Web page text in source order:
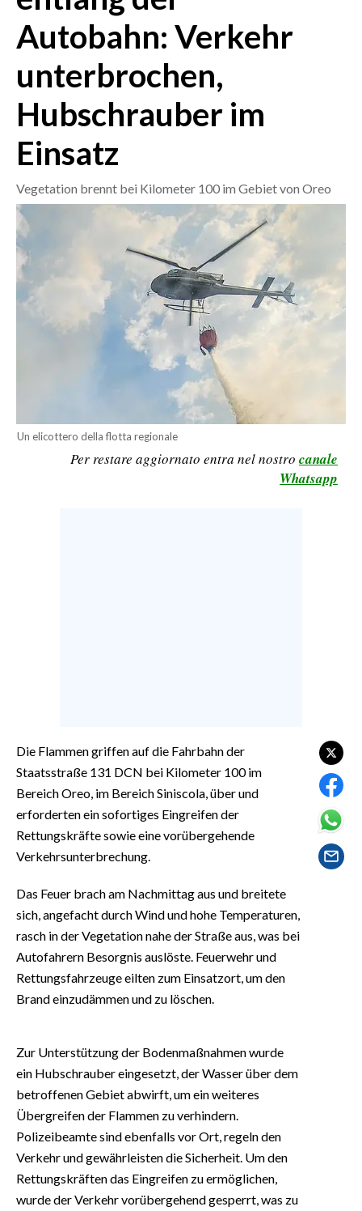
CRONACA
MONDO
POLITICA
ECONOMIA
SERVIZI ALLE IMPRESE
LAVORO
BANDI
SPORT IN SARDEGNA
BASKET
#CARAUNIONE
INSULARITÀ
VIDEO
ABBONATI
ANNUNCI
NECROLOGI
SPIAGGE
STORE
Autobahn: Verkehr
unterbrochen,
Hubschrauber im
Einsatz
Vegetation brennt bei Kilometer 100 im Gebiet von Oreo
Un elicottero della flotta regionale
Per restare aggiornato entra nel nostro canale
Whatsapp
Die Flammen griffen auf die Fahrbahn der
Staatsstraße 131 DCN bei Kilometer 100 im
Bereich Oreo, im Bereich Siniscola, über und
erforderten ein sofortiges Eingreifen der
Rettungskräfte sowie eine vorübergehende
Verkehrsunterbrechung.
Das Feuer brach am Nachmittag aus und breitete
sich, angefacht durch Wind und hohe Temperaturen,
rasch in der Vegetation nahe der Straße aus, was bei
Autofahrern Besorgnis auslöste. Feuerwehr und
Rettungsfahrzeuge eilten zum Einsatzort, um den
Brand einzudämmen und zu löschen.
Zur Unterstützung der Bodenmaßnahmen wurde
ein Hubschrauber eingesetzt, der Wasser über dem
betroffenen Gebiet abwirft, um ein weiteres
Übergreifen der Flammen zu verhindern.
Polizeibeamte sind ebenfalls vor Ort, regeln den
Verkehr und gewährleisten die Sicherheit. Um den
Rettungskräften das Eingreifen zu ermöglichen,
wurde der Verkehr vorübergehend gesperrt, was zu